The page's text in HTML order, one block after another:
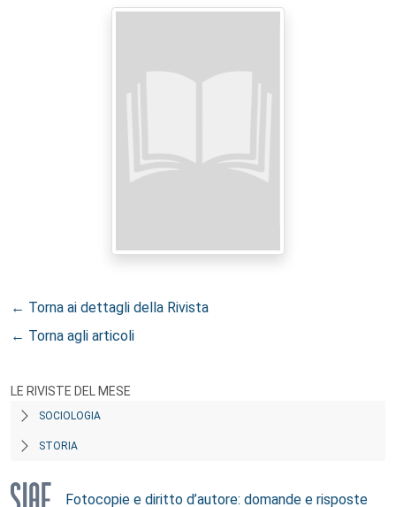
← Torna ai dettagli della Rivista
← Torna agli articoli
LE RIVISTE DEL MESE
SOCIOLOGIA
STORIA
Fotocopie e diritto d’autore: domande e risposte